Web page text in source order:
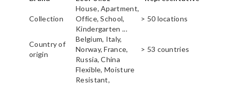
Collection
House, Apartment,
Office, School,
Kindergarten ...
> 50 locations
Country of
origin
Belgium, Italy,
Norway, France,
Russia, China
> 53 countries
Flexible, Moisture
Resistant,